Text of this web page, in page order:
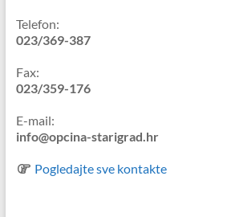
Telefon:
023/369-387
Fax:
023/359-176
E-mail:
info@opcina-starigrad.hr
Pogledajte sve kontakte